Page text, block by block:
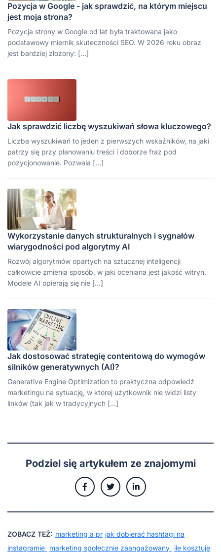
Pozycja w Google - jak sprawdzić, na którym miejscu
jest moja strona?
Pozycja strony w Google od lat była traktowana jako
podstawowy miernik skuteczności SEO. W 2026 roku obraz
jest bardziej złożony: […]
Jak sprawdzić liczbę wyszukiwań słowa kluczowego?
Liczba wyszukiwań to jeden z pierwszych wskaźników, na jaki
patrzy się przy planowaniu treści i doborze fraz pod
pozycjonowanie. Pozwala […]
Wykorzystanie danych strukturalnych i sygnałów
wiarygodności pod algorytmy AI
Rozwój algorytmów opartych na sztucznej inteligencji
całkowicie zmienia sposób, w jaki oceniana jest jakość witryn.
Modele AI opierają się nie […]
Jak dostosować strategię contentową do wymogów
silników generatywnych (AI)?
Generative Engine Optimization to praktyczna odpowiedź
marketingu na sytuację, w której użytkownik nie widzi listy
linków (tak jak w tradycyjnych […]
Podziel się artykułem ze znajomymi
ZOBACZ TEŻ: marketing a pr jak dobierać hashtagi na
instagramie marketing społecznie zaangażowany ile kosztuje